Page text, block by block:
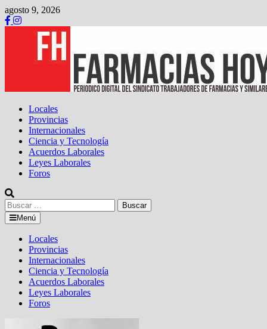
Saltar
al
contenido
agosto 9, 2026
Locales
Provincias
Internacionales
Ciencia y Tecnología
Acuerdos Laborales
Leyes Laborales
Foros
Buscar:
Menú
Locales
Provincias
Internacionales
Ciencia y Tecnología
Acuerdos Laborales
Leyes Laborales
Foros